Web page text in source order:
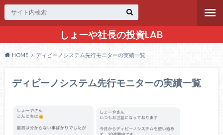
しょーや社長の投資LAB
HOME ディビーノシステム先行モニターの実績一覧
ディビーノシステム先行モニターの実績一覧